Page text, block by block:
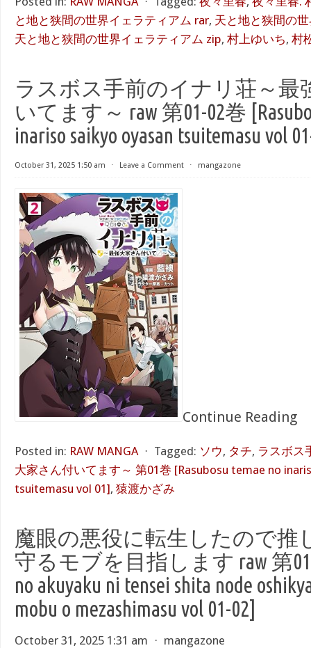
と地と狭間の世界イェラティアム rar, 天と地と狭間の
天と地と狭間の世界イェラティアム zip, 村上ゆいち, 村
ラスボス手前のイナリ荘～最
いてます～ raw 第01-02巻
inariso saikyo oyasan tsuitemasu vol
October 31, 2025 1:50 am ⋅ Leave a Comment ⋅ mangazone
Continue Reading
Posted in: RAW MANGA ⋅ Tagged: ソウ, タチ, ラスボス
大家さん付いてます～ 第01巻 [Rasubosu temae no
tsuitemasu vol 01], 猿渡かざみ
魔眼の悪役に転生したので推
守るモブを目指します raw 第
no akuyaku ni tensei shita node
mobu o mezashimasu vol 01-02]
October 31, 2025 1:31 am ⋅ mangazone